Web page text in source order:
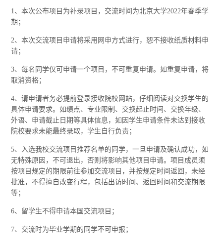
1、本次公布项目为补录项目，交流时间为北京大学2022年春季学
期；
2、本次交流项目申请将采用网申方式进行，恕不接收纸质材料申
请；
3、每名同学仅可申请一个项目，不可重复申请。如重复申请，将
取消资格；
4、请申请者务必提前登录接收院校网站，仔细阅读对交换学生的
具体申请要求。如绩点、专业限制、交换起止时间、交换年级、
外语、申请截止日期等具体信息，如因学生申请条件未达到接收
院校要求未能最终录取，学生自行负责；
5、入选我校交流项目推荐名单的同学，一旦申请及确认成功，如
无特殊原因，不可退出，否则将影响其他项目申请。项目成员须
按项目规定的期限前往参加交流项目，并按规定时间返回，未经
批准，不得擅自改变行程，包括出访时间、返回时间和交流期限
等；
6、留学生不得申请本国交流项目；
7、交流时为毕业学期的同学不可申报；